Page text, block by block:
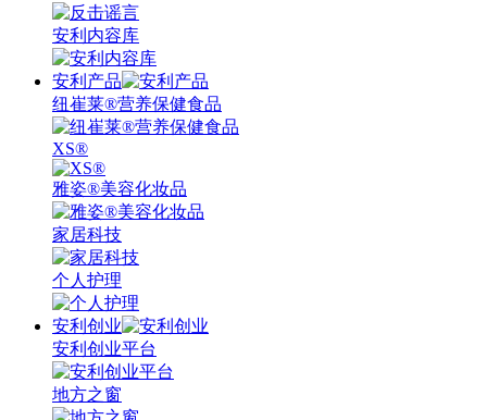
安利内容库
安利产品
纽崔莱®营养保健食品
XS®
雅姿®美容化妆品
家居科技
个人护理
安利创业
安利创业平台
地方之窗